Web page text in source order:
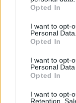
Opted In
I want to opt-
Personal Data.
Opted In
I want to opt-
Personal
Opted In
I want to opt-
Retention,